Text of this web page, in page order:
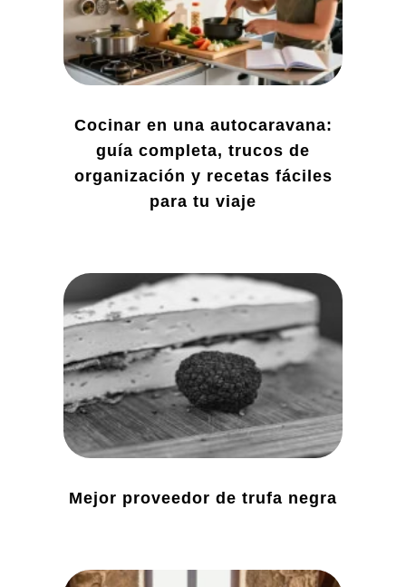
Cocinar en una autocaravana:
guía completa, trucos de
organización y recetas fáciles
para tu viaje
Mejor proveedor de trufa negra